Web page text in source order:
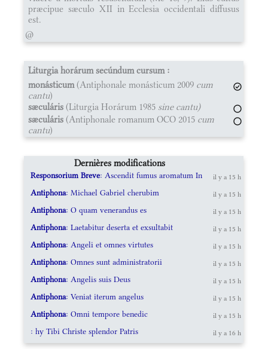
præcipue sæculo XII in Ecclesia occidentali diffusus
est.
@
Liturgia horárum secúndum cursum :
monásticum(Antiphonale monásticum 2009 cum
cantu)
sæculáris (Liturgia Horárum 1985 sine cantu)
sæculáris (Antiphonale romanum OCO 2015 cum
cantu)
Dernières modifications
Responsorium Breve: Ascendit fumus aromatum In il y a 15 h
Antiphona: Michael Gabriel cherubim il y a 15 h
Antiphona: O quam venerandus es il y a 15 h
Antiphona: Laetabitur deserta et exsultabit il y a 15 h
Antiphona: Angeli et omnes virtutes il y a 15 h
Antiphona: Omnes sunt administratorii il y a 15 h
Antiphona: Angelis suis Deus il y a 15 h
Antiphona: Veniat iterum angelus il y a 15 h
Antiphona: Omni tempore benedic il y a 15 h
: hy Tibi Christe splendor Patris il y a 16 h